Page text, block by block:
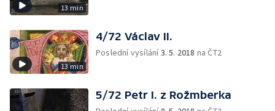
13 min
13 min
4/72 Václav II.
Poslední vysílání3. 5. 2018 na ČT2
5/72 Petr I. z Rožmberka